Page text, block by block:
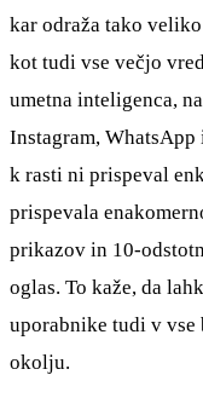
kar odraža tako
kot tudi vse večjo
umetna inteligenca,
Instagram,
k rasti ni prispeval
prispevala
prikazov in 10-
oglas. To kaže, da
uporabnike tudi v
okolju.